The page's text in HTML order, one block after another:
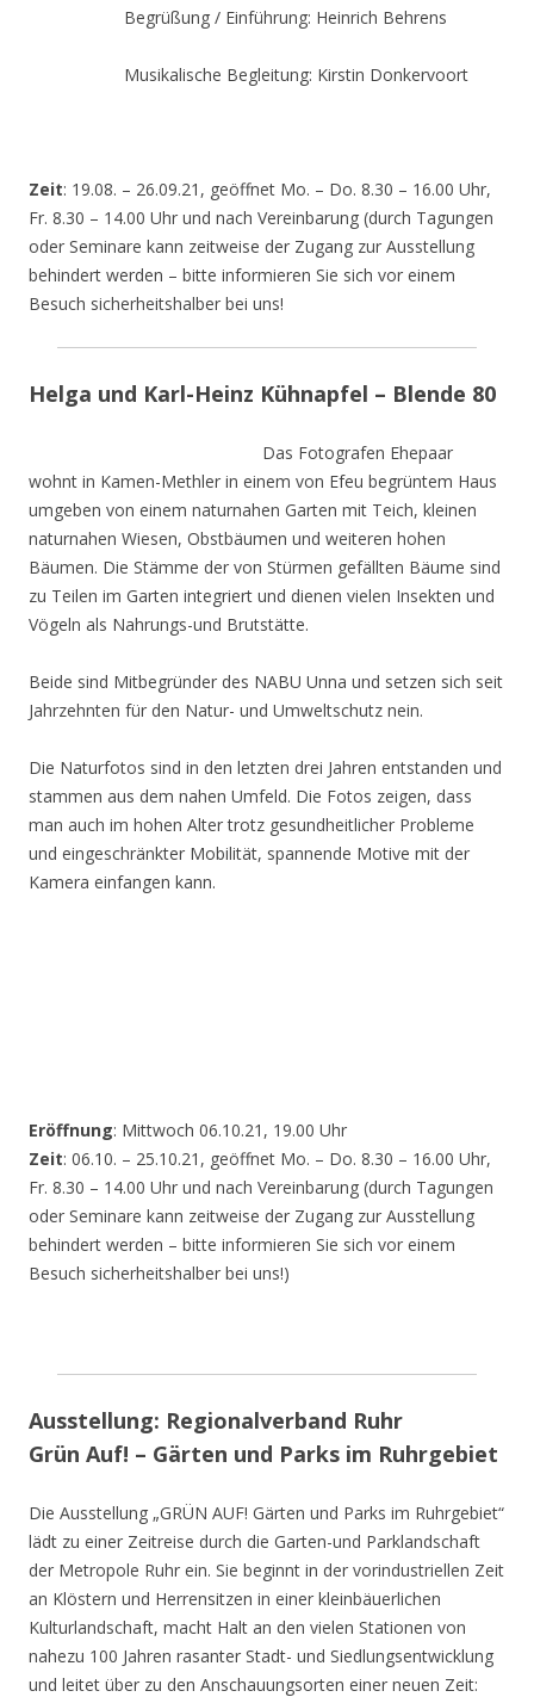
Begrüßung / Einführung: Heinrich Behrens
Musikalische Begleitung: Kirstin Donkervoort
Zeit: 19.08. – 26.09.21, geöffnet Mo. – Do. 8.30 – 16.00 Uhr,
Fr. 8.30 – 14.00 Uhr und nach Vereinbarung (durch Tagungen
oder Seminare kann zeitweise der Zugang zur Ausstellung
behindert werden – bitte informieren Sie sich vor einem
Besuch sicherheitshalber bei uns!
Helga und Karl-Heinz Kühnapfel – Blende 80
Das Fotografen Ehepaar
wohnt in Kamen-Methler in einem von Efeu begrüntem Haus
umgeben von einem naturnahen Garten mit Teich, kleinen
naturnahen Wiesen, Obstbäumen und weiteren hohen
Bäumen. Die Stämme der von Stürmen gefällten Bäume sind
zu Teilen im Garten integriert und dienen vielen Insekten und
Vögeln als Nahrungs-und Brutstätte.
Beide sind Mitbegründer des NABU Unna und setzen sich seit
Jahrzehnten für den Natur- und Umweltschutz nein.
Die Naturfotos sind in den letzten drei Jahren entstanden und
stammen aus dem nahen Umfeld. Die Fotos zeigen, dass
man auch im hohen Alter trotz gesundheitlicher Probleme
und eingeschränkter Mobilität, spannende Motive mit der
Kamera einfangen kann.
Eröffnung: Mittwoch 06.10.21, 19.00 Uhr
Zeit: 06.10. – 25.10.21, geöffnet Mo. – Do. 8.30 – 16.00 Uhr,
Fr. 8.30 – 14.00 Uhr und nach Vereinbarung (durch Tagungen
oder Seminare kann zeitweise der Zugang zur Ausstellung
behindert werden – bitte informieren Sie sich vor einem
Besuch sicherheitshalber bei uns!)
Ausstellung: Regionalverband Ruhr
Grün Auf! – Gärten und Parks im Ruhrgebiet
Die Ausstellung „GRÜN AUF! Gärten und Parks im Ruhrgebiet“
lädt zu einer Zeitreise durch die Garten-und Parklandschaft
der Metropole Ruhr ein. Sie beginnt in der vorindustriellen Zeit
an Klöstern und Herrensitzen in einer kleinbäuerlichen
Kulturlandschaft, macht Halt an den vielen Stationen von
nahezu 100 Jahren rasanter Stadt- und Siedlungsentwicklung
und leitet über zu den Anschauungsorten einer neuen Zeit: